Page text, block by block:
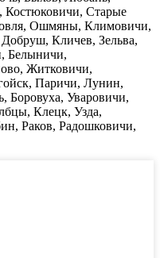
Костюковичи, Старые
Ошмяны, Климовичи,
Кличев, Зельва,
Белыничи,
Житковичи,
Паричи, Лунин,
Боровуха, Уваровичи,
Клецк, Узда,
Раков, Радошковичи,